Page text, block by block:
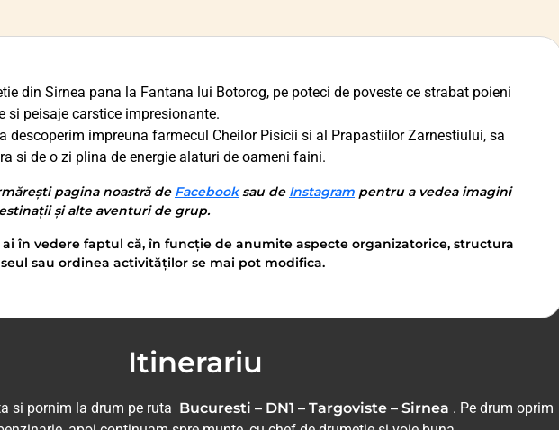
din Sirnea pana la Fantana lui Botorog, pe poteci de poveste ce strabat poieni
si peisaje carstice impresionante.
descoperim impreuna farmecul Cheilor Pisicii si al Prapastiilor Zarnestiului, sa
si de o zi plina de energie alaturi de oameni faini.
pagina noastră de Facebooksau de Instagram pentru a vedea imagini
și alte aventuri de grup.
ai în vedere faptul că, în funcție de anumite aspecte organizatorice, structura
sau ordinea activităților se mai pot modifica.
Itinerariu
si pornim la drum pe ruta Bucuresti – DN1 – Targoviste – Sirnea . Pe drum oprim